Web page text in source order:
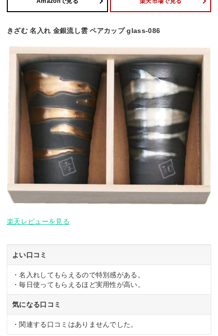
きざむ 名入れ 金銀流し雲 ペアカップ glass-086
楽天レビューを見る
よい口コミ
・名入れしてもらえるので特別感がある。
・毎日使ってもらえるほど実用性が高い。
気になる口コミ
・関連する口コミはありませんでした。